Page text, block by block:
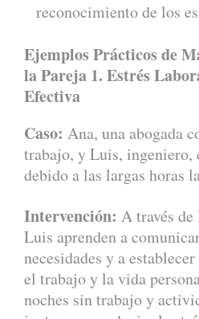
reconocimiento de los
Ejemplos Prácticos de
la Pareja 1. Estrés
Efectiva
Caso: Ana, una abogada
trabajo, y Luis, ingeniero,
debido a las largas horas
Intervención: A través
Luis aprenden a
necesidades y a
el trabajo y la vida
noches sin trabajo y